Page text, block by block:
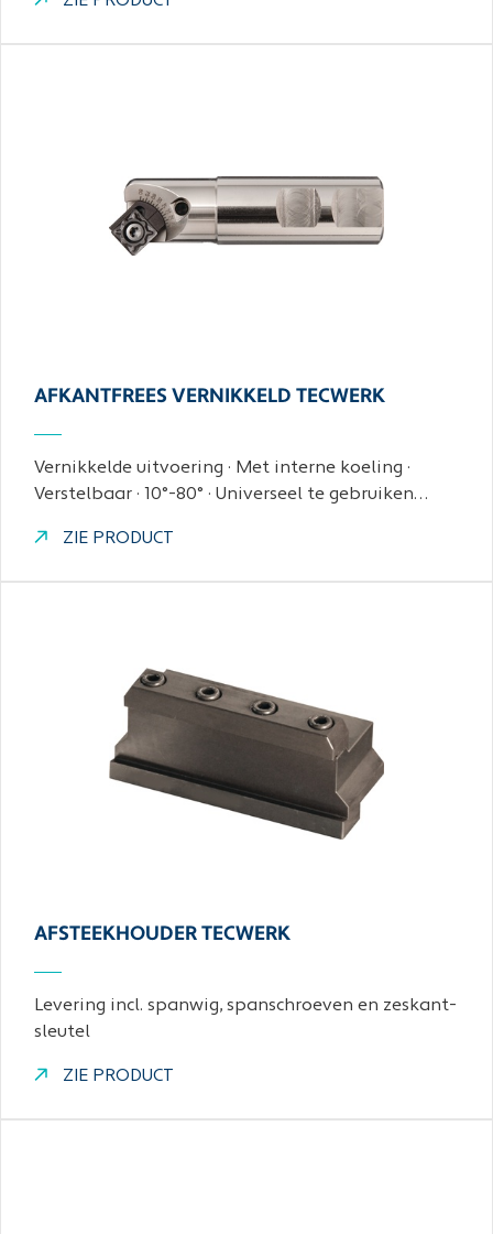
AFKANTFREES VERNIKKELD TECWERK
Vernikkelde uitvoering · Met interne koeling ·
Verstelbaar · 10°-80° · Universeel te gebruiken…
ZIE PRODUCT
AFSTEEKHOUDER TECWERK
Levering incl. spanwig, spanschroeven en zeskant-
sleutel
ZIE PRODUCT